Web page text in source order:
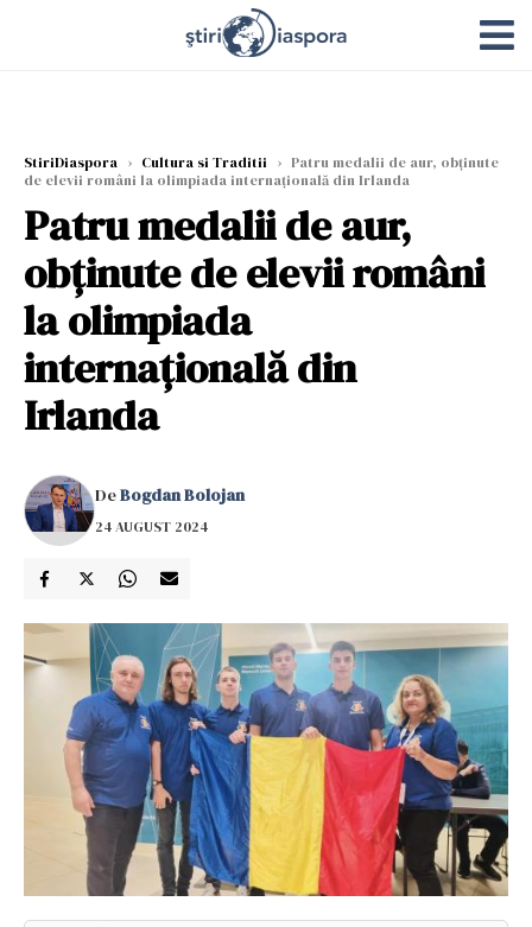
StiriDiaspora › Cultura si Traditii › Patru medalii de aur, obținute
de elevii români la olimpiada internațională din Irlanda
Patru medalii de aur,
obținute de elevii români
la olimpiada
internațională din
Irlanda
DeBogdan Bolojan
24 AUGUST 2024